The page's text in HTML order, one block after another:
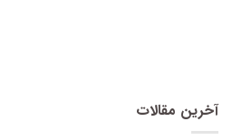
آخرین مقالات